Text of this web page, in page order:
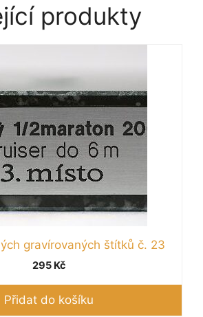
produkty
gravírovaných štítků č. 23
295 Kč
Přidat do košíku